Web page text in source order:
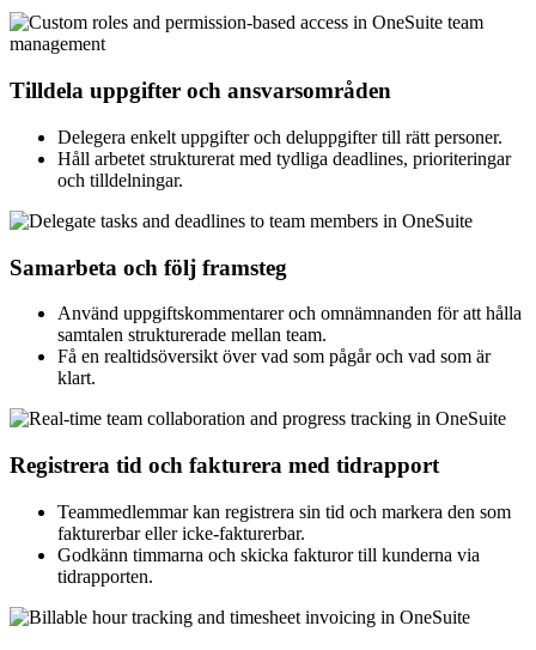
Tilldela uppgifter och ansvarsområden
Delegera enkelt uppgifter och deluppgifter till rätt personer.
Håll arbetet strukturerat med tydliga deadlines, prioriteringar
och tilldelningar.
Samarbeta och följ framsteg
Använd uppgiftskommentarer och omnämnanden för att hålla
samtalen strukturerade mellan team.
Få en realtidsöversikt över vad som pågår och vad som är
klart.
Registrera tid och fakturera med tidrapport
Teammedlemmar kan registrera sin tid och markera den som
fakturerbar eller icke-fakturerbar.
Godkänn timmarna och skicka fakturor till kunderna via
tidrapporten.